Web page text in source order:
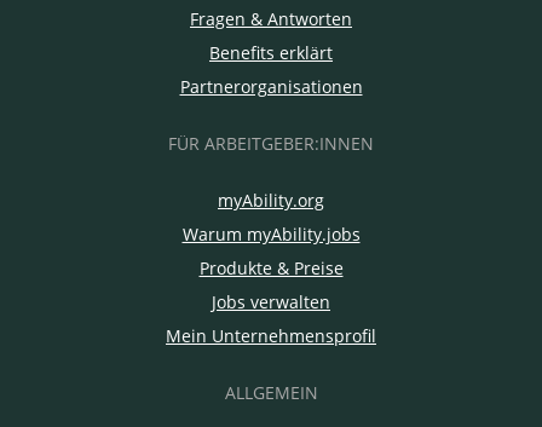
Fragen & Antworten
Benefits erklärt
Partnerorganisationen
FÜR ARBEITGEBER:INNEN
myAbility.org
Warum myAbility.jobs
Produkte & Preise
Jobs verwalten
Mein Unternehmensprofil
ALLGEMEIN